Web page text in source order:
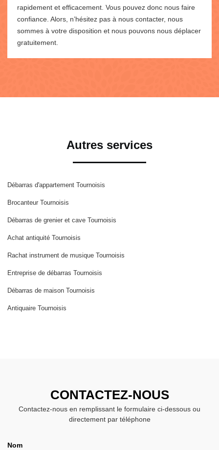
rapidement et efficacement. Vous pouvez donc nous faire
confiance. Alors, n’hésitez pas à nous contacter, nous
sommes à votre disposition et nous pouvons nous déplacer
gratuitement.
Autres services
Débarras d'appartement Tournoisis
Brocanteur Tournoisis
Débarras de grenier et cave Tournoisis
Achat antiquité Tournoisis
Rachat instrument de musique Tournoisis
Entreprise de débarras Tournoisis
Débarras de maison Tournoisis
Antiquaire Tournoisis
CONTACTEZ-NOUS
Contactez-nous en remplissant le formulaire ci-dessous ou
directement par téléphone
Nom